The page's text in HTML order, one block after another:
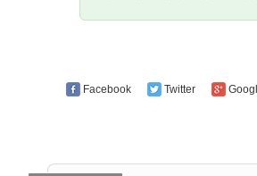
Facebook Twitter